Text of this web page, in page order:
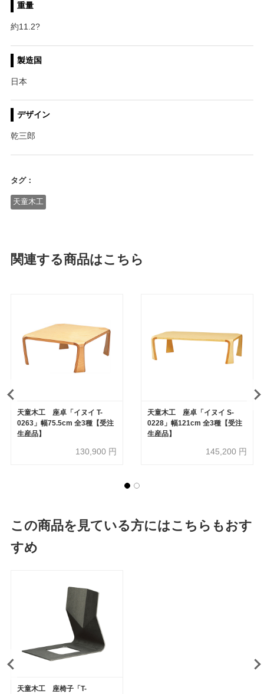
重量
約11.2?
製造国
日本
デザイン
乾三郎
タグ：
天童木工
関連する商品はこちら
天童木工 座卓「イヌイ T-
0263」幅75.5cm 全3種【受注
生産品】
130,900 円
天童木工 座卓「イヌイ S-
0228」幅121cm 全3種【受注
生産品】
145,200 円
この商品を見ている方にはこちらもおす
すめ
天童木工 座椅子「T-